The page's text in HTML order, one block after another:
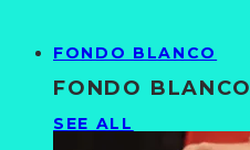
FONDO BLANCO
FONDO BLANCO
SEE ALL